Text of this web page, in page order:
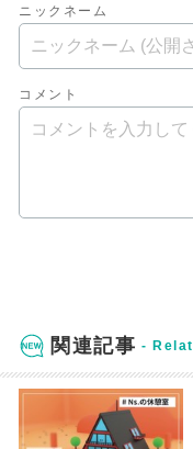
ニックネーム
コメント
関連記事